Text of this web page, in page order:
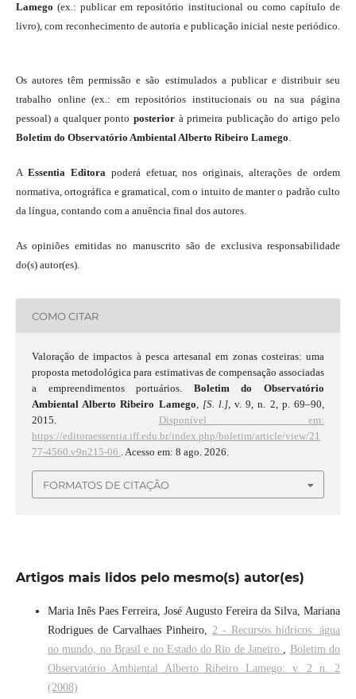
Lamego (ex.: publicar em repositório institucional ou como capítulo de
livro), com reconhecimento de autoria e publicação inicial neste periódico.
Os autores têm permissão e são estimulados a publicar e distribuir seu
trabalho online (ex.: em repositórios institucionais ou na sua página
pessoal) a qualquer ponto posterior à primeira publicação do artigo pelo
Boletim do Observatório Ambiental Alberto Ribeiro Lamego.
A Essentia Editorapoderá efetuar, nos originais, alterações de ordem
normativa, ortográfica e gramatical, com o intuito de manter o padrão culto
da língua, contando com a anuência final dos autores.
As opiniões emitidas no manuscrito são de exclusiva responsabilidade
do(s) autor(es).
COMO CITAR
Valoração de impactos à pesca artesanal em zonas costeiras: uma
proposta metodológica para estimativas de compensação associadas
a empreendimentos portuários. Boletim do Observatório
Ambiental Alberto Ribeiro Lamego, [S. l.], v. 9, n. 2, p. 69–90,
2015. Disponível em:
https://editoraessentia.iff.edu.br/index.php/boletim/article/view/21
77-4560.v9n215-06.. Acesso em: 8 ago. 2026.
FORMATOS DE CITAÇÃO
Artigos mais lidos pelo mesmo(s) autor(es)
Maria Inês Paes Ferreira, José Augusto Fereira da Silva, Mariana
Rodrigues de Carvalhaes Pinheiro, 2 - Recursos hídricos: água
no mundo, no Brasil e no Estado do Rio de Janeiro
Boletim do
Observatório Ambiental Alberto Ribeiro Lamego: v. 2 n. 2
(2008)